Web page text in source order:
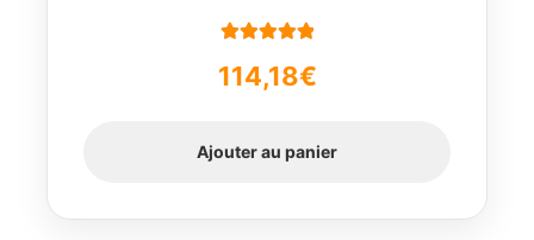
5
114,18€
Ajouter au panier